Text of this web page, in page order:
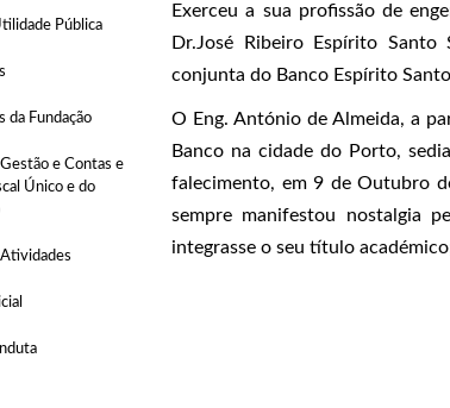
Pública
da Fundação
e Contas e
Único e do
Exerceu a sua profissão de
Dr.José Ribeiro Espírito
conjunta do Banco Espírito
O Eng. António de Almeida, a
Banco na cidade do Porto,
falecimento, em 9 de Outubro
sempre manifestou nostalgia
integrasse o seu título